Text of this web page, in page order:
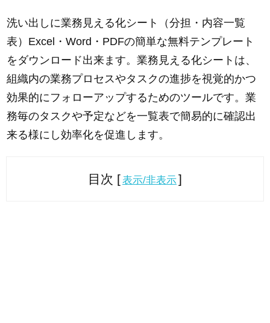
洗い出しに業務見える化シート（分担・内容一覧
表）Excel・Word・PDFの簡単な無料テンプレート
をダウンロード出来ます。業務見える化シートは、
組織内の業務プロセスやタスクの進捗を視覚的かつ
効果的にフォローアップするためのツールです。業
務毎のタスクや予定などを一覧表で簡易的に確認出
来る様にし効率化を促進します。
目次 [表示/非表示]